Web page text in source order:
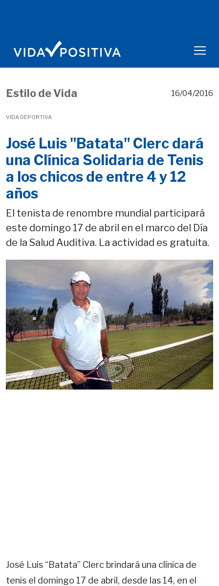
Estilo de Vida
VIDA DEPORTIVA
16/04/2016
José Luis "Batata" Clerc dará
una Clínica Solidaria de Tenis
a los chicos de entre 4 y 12
años
El tenista de renombre mundial participará
este domingo 17 de abril en el marco del Día
de la Salud Auditiva. La actividad es gratuita.
José Luis “Batata” Clerc brindará una clínica de
tenis el domingo 17 de abril, desde las 14, en el